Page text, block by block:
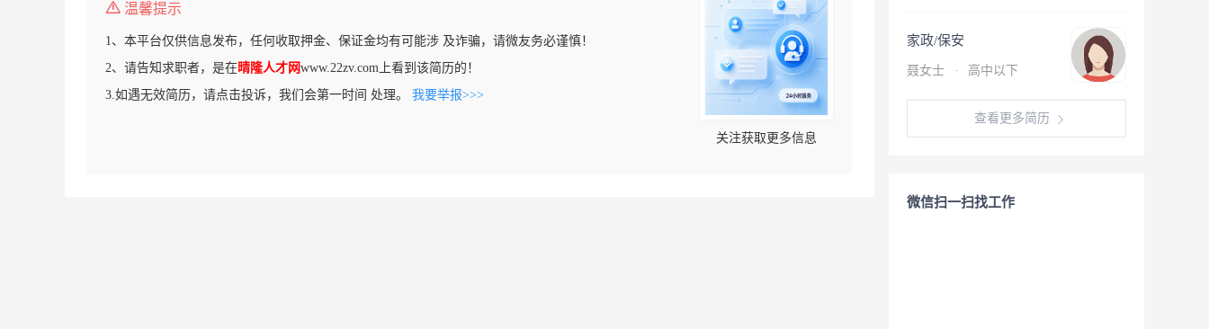
温馨提示
1、本平台仅供信息发布，任何收取押金、保证金均有可能涉 及诈骗，请微友务必谨慎！
2、请告知求职者，是在晴隆人才网www.22zv.com上看到该简历的！
3.如遇无效简历，请点击投诉，我们会第一时间 处理。 我要举报>>>
关注获取更多信息
家政/保安
聂女士 · 高中以下
查看更多简历
微信扫一扫找工作